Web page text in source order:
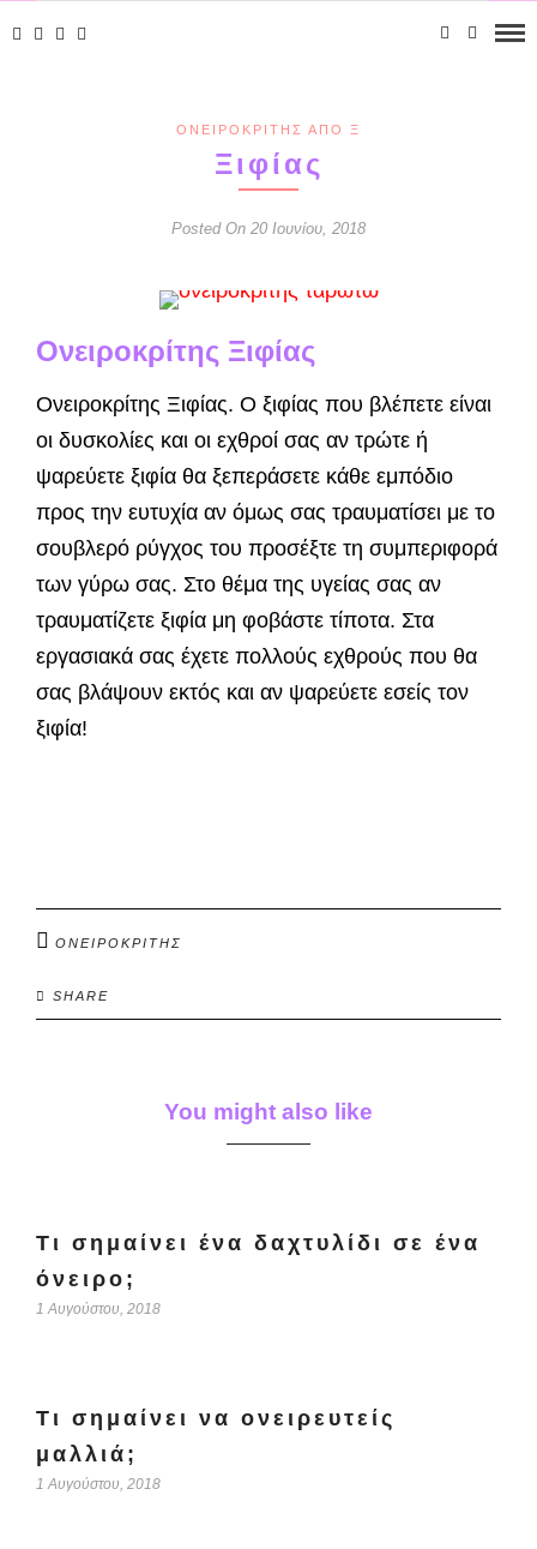
ΟΝΕΙΡΟΚΡΊΤΗΣ ΑΠΌ Ξ
Ξιφίας
Posted On 20 Ιουνίου, 2018
Ονειροκρίτης Ξιφίας
Ονειροκρίτης Ξιφίας. Ο ξιφίας που βλέπετε είναι
οι δυσκολίες και οι εχθροί σας αν τρώτε ή
ψαρεύετε ξιφία θα ξεπεράσετε κάθε εμπόδιο
προς την ευτυχία αν όμως σας τραυματίσει με το
σουβλερό ρύγχος του προσέξτε τη συμπεριφορά
των γύρω σας. Στο θέμα της υγείας σας αν
τραυματίζετε ξιφία μη φοβάστε τίποτα. Στα
εργασιακά σας έχετε πολλούς εχθρούς που θα
σας βλάψουν εκτός και αν ψαρεύετε εσείς τον
ξιφία!
ΟΝΕΙΡΟΚΡΙΤΗΣ
SHARE
You might also like
Τι σημαίνει ένα δαχτυλίδι σε ένα
όνειρο;
1 Αυγούστου, 2018
Τι σημαίνει να ονειρευτείς
μαλλιά;
1 Αυγούστου, 2018